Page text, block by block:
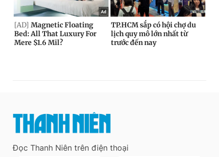
Đọc Thanh Niên trên điện thoại